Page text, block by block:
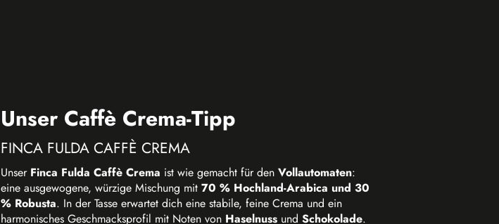
Unser Caffè Crema-Tipp
FINCA FULDA CAFFÈ CREMA
Unser Finca Fulda Caffè Crema ist wie gemacht für den Vollautomaten:
eine ausgewogene, würzige Mischung mit 70 % Hochland-Arabica und 30
% Robusta. In der Tasse erwartet dich eine stabile, feine Crema und ein
harmonisches Geschmacksprofil mit Noten von Haselnussund Schokolade.